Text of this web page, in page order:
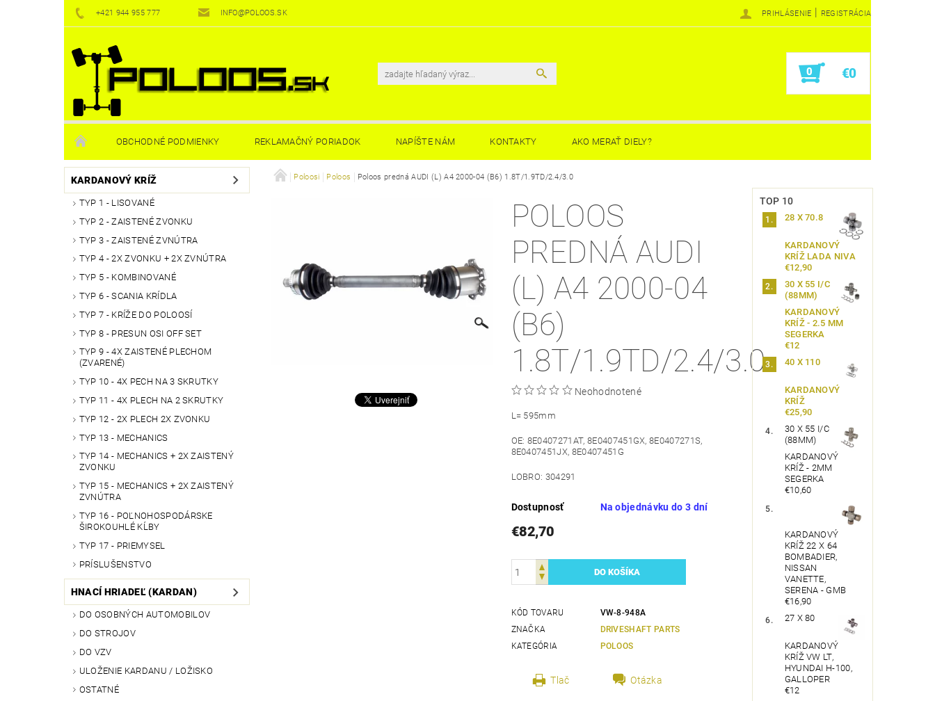
+421 944 955 777 INFO@POLOOS.SK PRIHLÁSENIE | REGISTRÁCIA
0 €0
OBCHODNÉ PODMIENKY REKLAMAČNÝ PORIADOK NAPÍŠTE NÁM KONTAKTY AKO MERAŤ DIELY?
KARDANOVÝ KRÍŽ
TYP 1 - LISOVANÉ
TYP 2 - ZAISTENÉ ZVONKU
TYP 3 - ZAISTENÉ ZVNÚTRA
TYP 4 - 2X ZVONKU + 2X ZVNÚTRA
TYP 5 - KOMBINOVANÉ
TYP 6 - SCANIA KRÍDLA
TYP 7 - KRÍŽE DO POLOOSÍ
TYP 8 - PRESUN OSI OFF SET
TYP 9 - 4X ZAISTENÉ PLECHOM
(ZVARENÉ)
TYP 10 - 4X PECH NA 3 SKRUTKY
TYP 11 - 4X PLECH NA 2 SKRUTKY
TYP 12 - 2X PLECH 2X ZVONKU
TYP 13 - MECHANICS
TYP 14 - MECHANICS + 2X ZAISTENÝ
ZVONKU
TYP 15 - MECHANICS + 2X ZAISTENÝ
ZVNÚTRA
TYP 16 - POĽNOHOSPODÁRSKE
ŠIROKOUHLÉ KĹBY
TYP 17 - PRIEMYSEL
PRÍSLUŠENSTVO
HNACÍ HRIADEĽ (KARDAN)
DO OSOBNÝCH AUTOMOBILOV
DO STROJOV
DO VZV
ULOŽENIE KARDANU / LOŽISKO
OSTATNÉ
Poloosi Poloos Poloos predná AUDI (L) A4 2000-04 (B6) 1.8T/1.9TD/2.4/3.0
POLOOS
PREDNÁ AUDI
(L) A4 2000-04
(B6)
1.8T/1.9TD/2.4/3.0
Neohodnotené
L= 595mm
OE: 8E0407271AT, 8E0407451GX, 8E0407271S,
8E0407451JX, 8E0407451G
LOBRO: 304291
Dostupnosť Na objednávku do 3 dní
€82,70
KÓD TOVARU
VW-8-948A
ZNAČKA
DRIVESHAFT PARTS
KATEGÓRIA
POLOOS
Tlač Otázka
TOP 10
28 X 70.8
KARDANOVÝ
KRÍŽ LADA NIVA
€12,90
30 X 55 I/C
(88MM)
KARDANOVÝ
KRÍŽ - 2.5 MM
SEGERKA
€12
40 X 110
KARDANOVÝ
KRÍŽ
€25,90
30 X 55 I/C
(88MM)
KARDANOVÝ
KRÍŽ - 2MM
SEGERKA
€10,60
KARDANOVÝ
KRÍŽ 22 X 64
BOMBADIER,
NISSAN
VANETTE,
SERENA - GMB
€16,90
27 X 80
KARDANOVÝ
KRÍŽ VW LT,
HYUNDAI H-100,
GALLOPER
€12